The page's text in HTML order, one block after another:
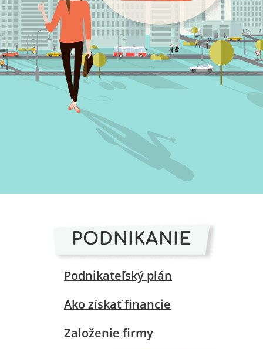
PODNIKANIE
Podnikateľský plán
Ako získať financie
Založenie firmy